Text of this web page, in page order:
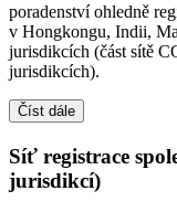
poradenství ohledně
v Hongkongu, Indii,
jurisdikcích (část sítě
jurisdikcích).
Číst dále
Síť registrace
jurisdikcí)